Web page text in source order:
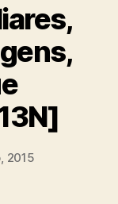
2015